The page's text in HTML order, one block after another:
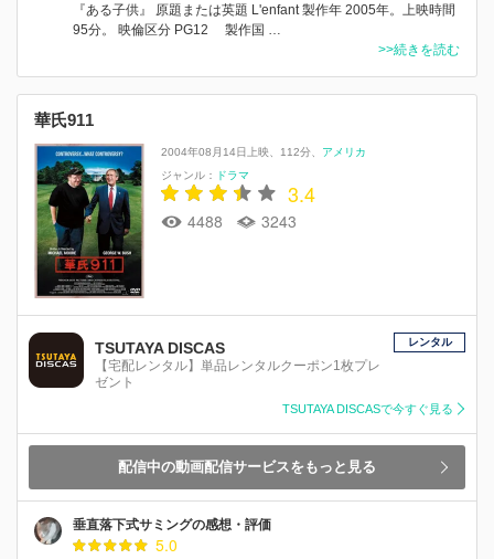
『ある子供』 原題または英題 L'enfant 製作年 2005年。上映時間
95分。 映倫区分 PG12 製作国 …
>>続きを読む
華氏911
2004年08月14日上映 112分
アメリカ
ジャンル：
ドラマ
3.4
4488 3243
TSUTAYA DISCAS
【宅配レンタル】単品レンタルクーポン1枚プレ
ゼント
レンタル
TSUTAYA DISCASで今すぐ見る
配信中の動画配信サービスをもっと見る
垂直落下式サミングの感想・評価
5.0